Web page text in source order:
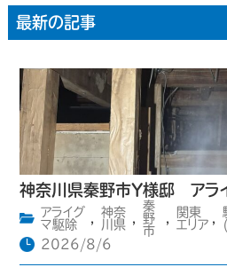
最新の記事
神奈川県秦野市Y様邸 アラ
アライグ
マ駆除
神奈
川県
秦
野
市
関東
エリア
2026/8/6